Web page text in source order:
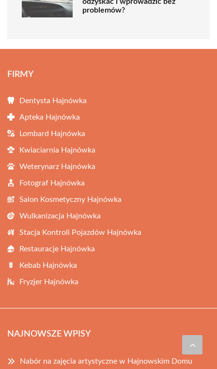
odzyskać i wprowadzić bez
problemów?
FIRMY
Dentysta Hajnówka
Apteka Hajnówka
Lombard Hajnówka
Kwiaciarnia Hajnówka
Weterynarz Hajnówka
Fotograf Hajnówka
Salon Kosmetyczny Hajnówka
Wulkanizacja Hajnówka
Stacja Kontroli Pojazdów Hajnówka
Restauracje Hajnówka
Kebab Hajnówka
Fryzjer Hajnówka
NAJNOWSZE WPISY
Nabór na zajęcia artystyczne w Hajnowskim Domu